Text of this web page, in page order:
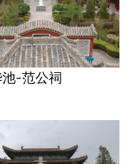
-范公祠